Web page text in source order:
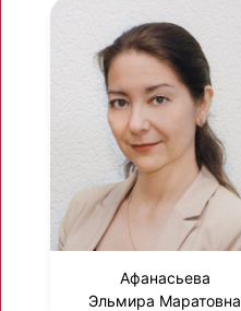
Афанасьева
Эльмира Маратовна